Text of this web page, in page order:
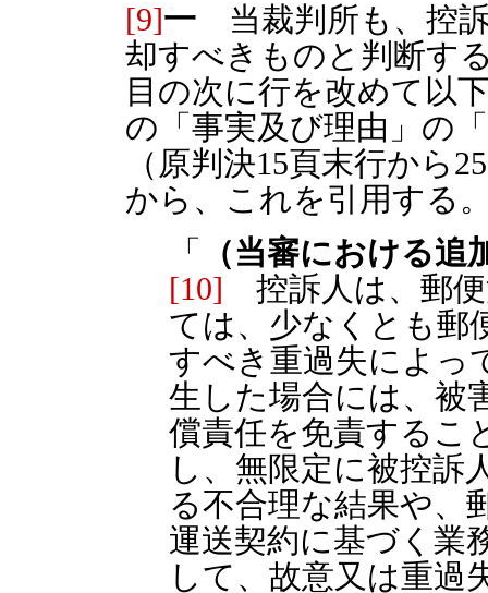
[9]一 当裁判所も、控
却すべきものと判断す
目の次に行を改めて以
の「事実及び理由」の
（原判決15頁末行から
から、これを引用する
「
（当審における
[10] 控訴人は、郵便
ては、少なくとも郵
すべき重過失によっ
生した場合には、被
償責任を免責するこ
し、無限定に被控訴
る不合理な結果や、
運送契約に基づく業
して、故意又は重過